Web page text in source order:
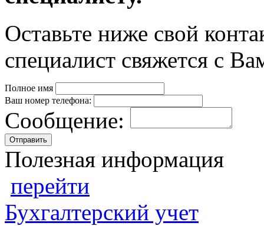
Оставьте ниже свой
специалист свяжется с
Полное имя
Ваш номер телефона:
Сообщение:
Отправить
Полезная информация
перейти
Бухгалтерский учет